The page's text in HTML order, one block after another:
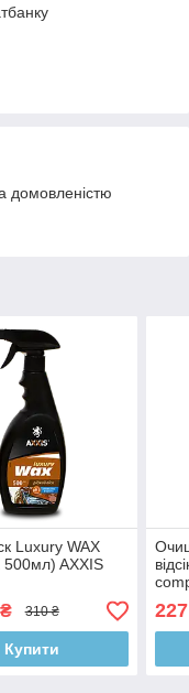
домовленістю
Luxury WAX
500мл) AXXIS
310 ₴
Купити